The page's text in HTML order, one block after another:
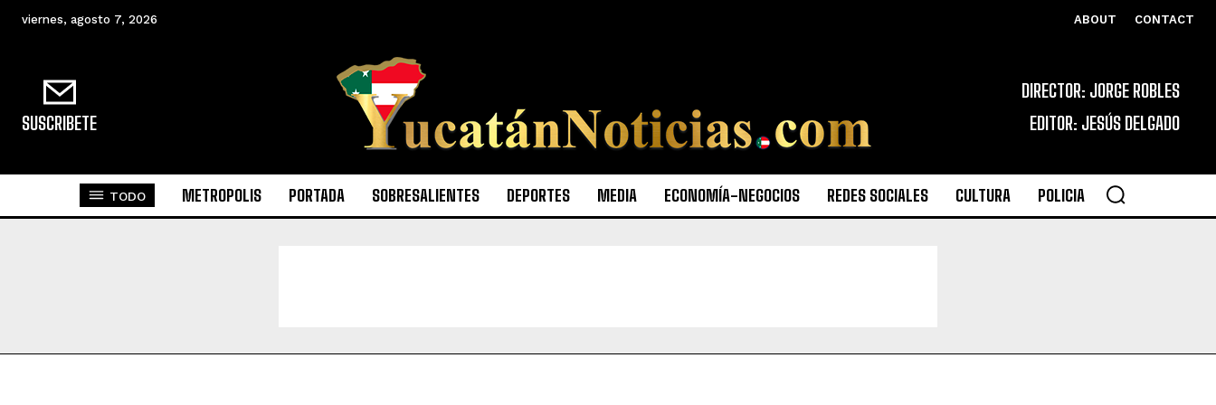
viernes, agosto 7, 2026 ABOUT CONTACT
SUSCRIBETE
DIRECTOR: JORGE ROBLES
EDITOR: JESÚS DELGADO
TODO METROPOLIS PORTADA SOBRESALIENTES DEPORTES MEDIA ECONOMÍA-NEGOCIOS REDES SOCIALES CULTURA POLICIA